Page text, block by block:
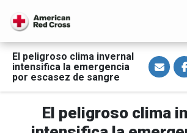
El peligroso clima invernal
intensifica la emergencia
por escasez de sangre
S
h
a
e
i
a
E
h
F
El peligroso clima